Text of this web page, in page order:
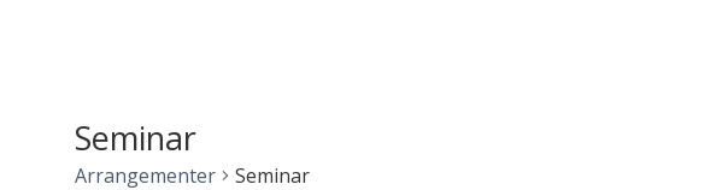
Seminar
Arrangementer Seminar